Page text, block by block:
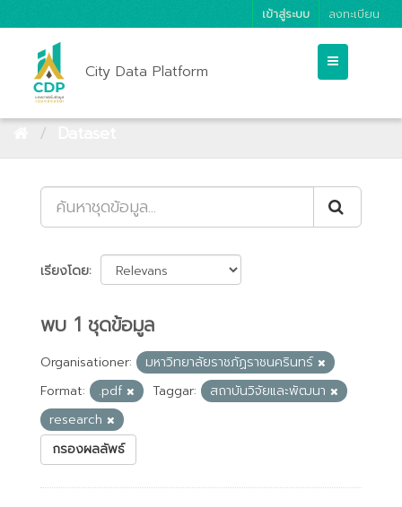
เข้าสู่ระบบ ลงทะเบียน
City Data Platform
เรียงโดย
พบ 1 ชุดข้อมูล
Organisationer:
มหาวิทยาลัยราชภัฏราชนครินทร์
Format:
.pdf Taggar:
สถาบันวิจัยและพัฒนา
research
กรองผลลัพธ์